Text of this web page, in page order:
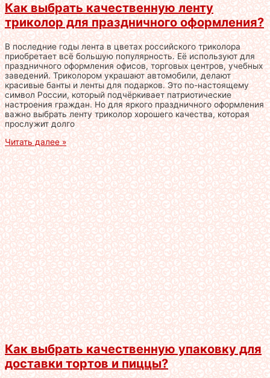
Как выбрать качественную ленту
триколор для праздничного оформления?
В последние годы лента в цветах российского триколора
приобретает всё большую популярность. Её используют для
праздничного оформления офисов, торговых центров, учебных
заведений. Триколором украшают автомобили, делают
красивые банты и ленты для подарков. Это по-настоящему
символ России, который подчёркивает патриотические
настроения граждан. Но для яркого праздничного оформления
важно выбрать ленту триколор хорошего качества, которая
прослужит долго
Читать далее »
Как выбрать качественную упаковку для
доставки тортов и пиццы?